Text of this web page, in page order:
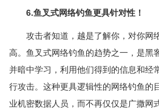
6.鱼叉式网络钓鱼更具针对性！
攻击者知道，越是了解你，对你网
高。鱼叉式网络钓鱼的趋势之一，是黑
并暗中学习，利用他们得到的信息和经
行攻击。这种更具逻辑性的网络钓鱼的
业机密数据人员，而不再仅仅是广撒网